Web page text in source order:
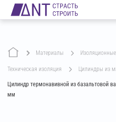
Материалы
техническая изоляция цилиндры из
Цилиндр термонавивной из базальтовой
мм